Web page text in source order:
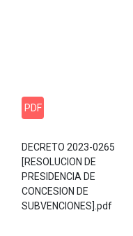
PDF
DECRETO 2023-0265
[RESOLUCION DE
PRESIDENCIA DE
CONCESION DE
SUBVENCIONES].pdf